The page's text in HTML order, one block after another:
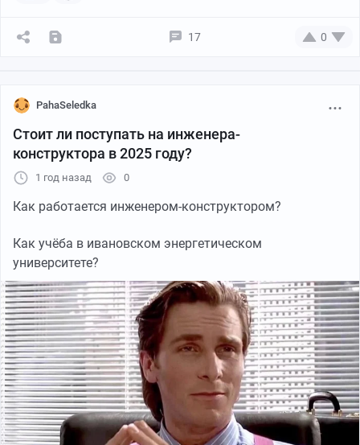
17 0
PahaSeledka
Стоит ли поступать на инженера-
конструктора в 2025 году?
1 год назад 0
Как работается инженером-конструктором?
Как учëба в ивановском энергетическом
университете?